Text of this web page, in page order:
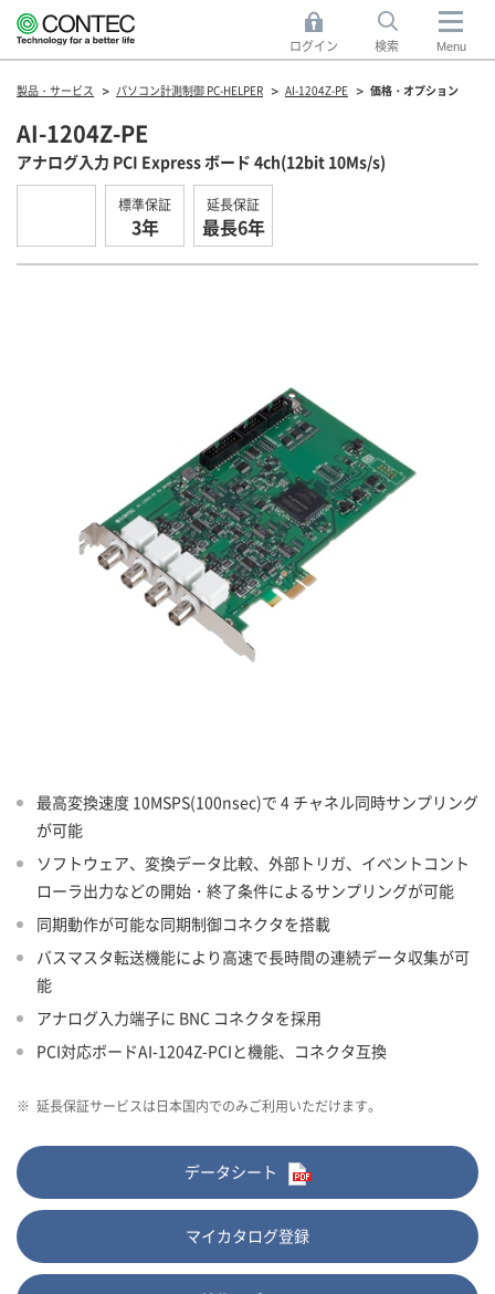
ログイン 検索 Menu
製品・サービス パソコン計測制御 PC-HELPER AI-1204Z-PE 価格・オプション
AI-1204Z-PE
アナログ入力 PCI Express ボード 4ch(12bit 10Ms/s)
標準保証
3年
延長保証
最長6年
最高変換速度 10MSPS(100nsec)で 4 チャネル同時サンプリング
が可能
ソフトウェア、変換データ比較、外部トリガ、イベントコント
ローラ出力などの開始・終了条件によるサンプリングが可能
同期動作が可能な同期制御コネクタを搭載
バスマスタ転送機能により高速で長時間の連続データ収集が可
能
アナログ入力端子に BNC コネクタを採用
PCI対応ボードAI-1204Z-PCIと機能、コネクタ互換
※ 延長保証サービスは日本国内でのみご利用いただけます。
データシート
マイカタログ登録